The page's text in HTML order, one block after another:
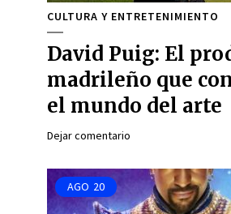
CULTURA Y ENTRETENIMIENTO
David Puig: El
madrileño que
el mundo del arte
Dejar comentario
AGO 20